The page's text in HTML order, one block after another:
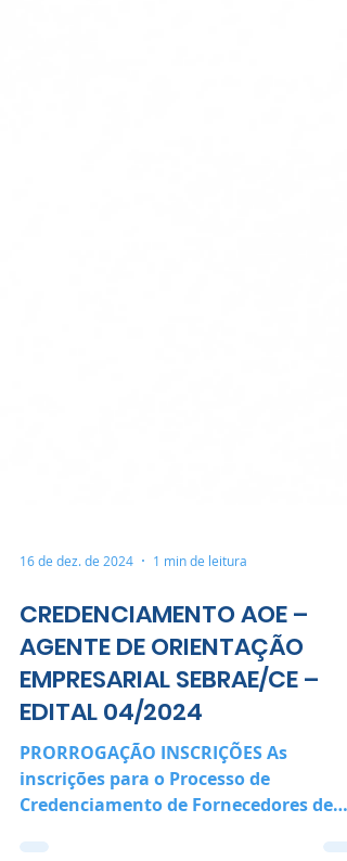
16 de dez. de 2024 1 min de leitura
CREDENCIAMENTO AOE –
AGENTE DE ORIENTAÇÃO
EMPRESARIAL SEBRAE/CE –
EDITAL 04/2024
PRORROGAÇÃO INSCRIÇÕES As
Credenciamento de Fornecedores de